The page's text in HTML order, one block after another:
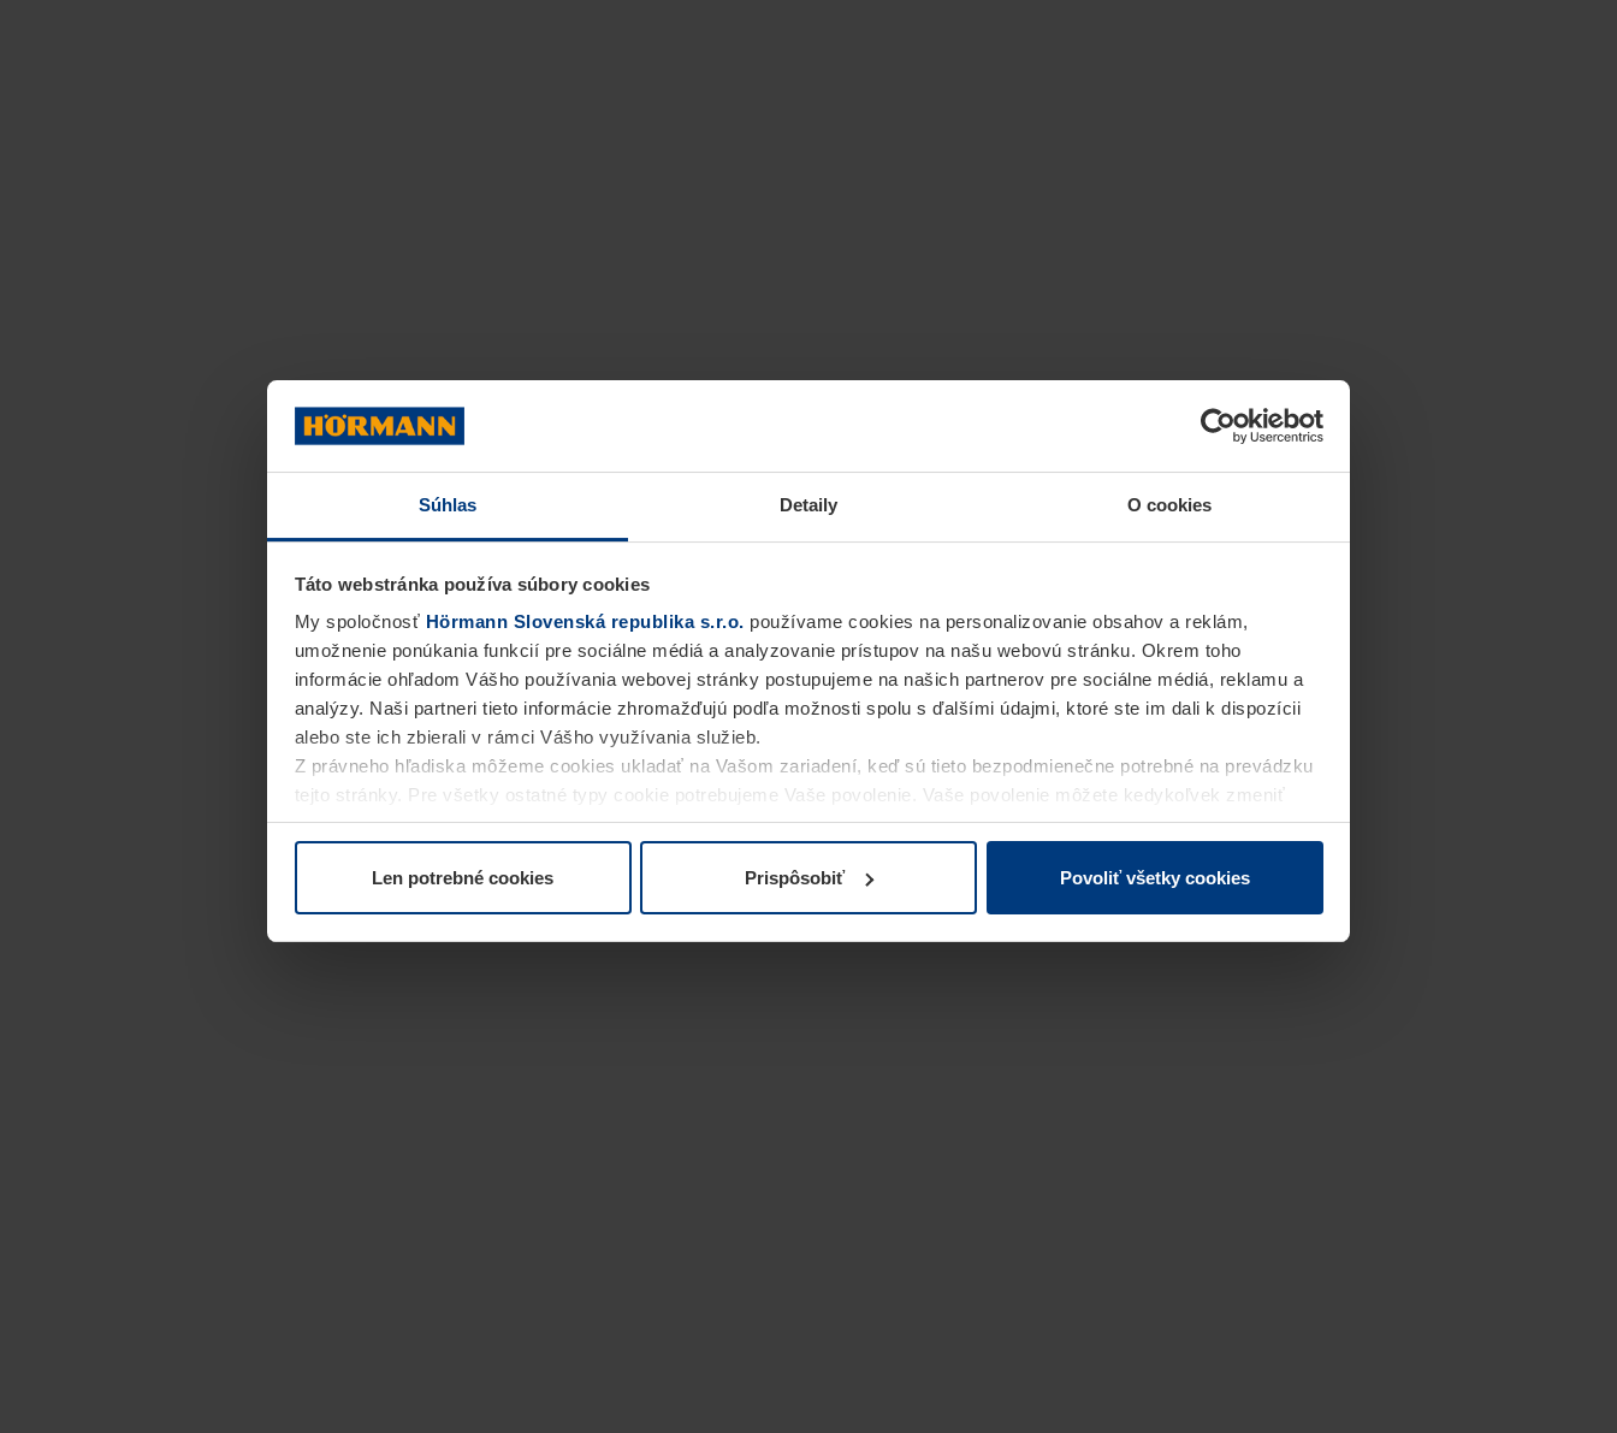
Súhlas Detaily O cookies
Táto webstránka používa súbory cookies
My spoločnosť Hörmann Slovenská republika s.r.o. používame cookies na personalizovanie obsahov a reklám,
umožnenie ponúkania funkcií pre sociálne médiá a analyzovanie prístupov na našu webovú stránku. Okrem toho
informácie ohľadom Vášho používania webovej stránky postupujeme na našich partnerov pre sociálne médiá, reklamu a
analýzy. Naši partneri tieto informácie zhromažďujú podľa možnosti spolu s ďalšími údajmi, ktoré ste im dali k dispozícii
alebo ste ich zbierali v rámci Vášho využívania služieb.
Z právneho hľadiska môžeme cookies ukladať na Vašom zariadení, keď sú tieto bezpodmienečne potrebné na prevádzku
tejto stránky. Pre všetky ostatné typy cookie potrebujeme Vaše povolenie. Vaše povolenie môžete kedykoľvek zmeniť
alebo odvolať vo vysvetlení cookie na stránkeVyhlásenie o ochrane osobných údajovnašej webovej stránky.
Len potrebné cookies Prispôsobiť Povoliť všetky cookies